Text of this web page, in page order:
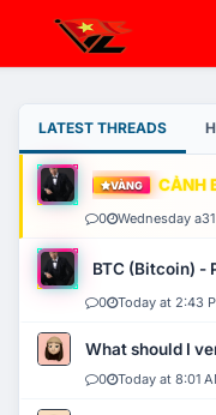
LATEST THREADS
VÀNG CẢNH
0 Wednesday
BTC (Bitcoin) -
0 Today at 2:43
What should I
0 Today at 8:01